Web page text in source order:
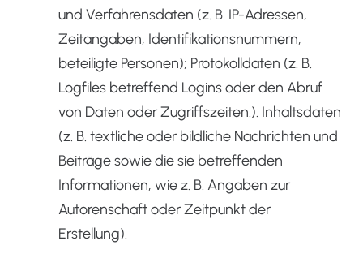
und Verfahrensdaten (z. B. IP-Adressen,
Zeitangaben, Identifikationsnummern,
beteiligte Personen); Protokolldaten (z. B.
Logfiles betreffend Logins oder den Abruf
von Daten oder Zugriffszeiten.). Inhaltsdaten
(z. B. textliche oder bildliche Nachrichten und
Beiträge sowie die sie betreffenden
Informationen, wie z. B. Angaben zur
Autorenschaft oder Zeitpunkt der
Erstellung).